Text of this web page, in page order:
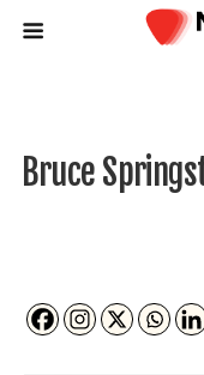
Bruce